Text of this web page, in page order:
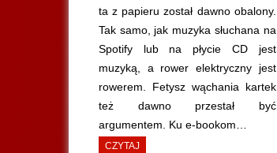
ta z papieru został dawno obalony.
Tak samo, jak muzyka słuchana na
Spotify lub na płycie CD jest
muzyką, a rower elektryczny jest
rowerem. Fetysz wąchania kartek
też dawno przestał być
argumentem. Ku e-bookom…
CZYTAJ